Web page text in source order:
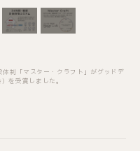
制「マスター・クラフト」がグッドデ
を受賞しました。